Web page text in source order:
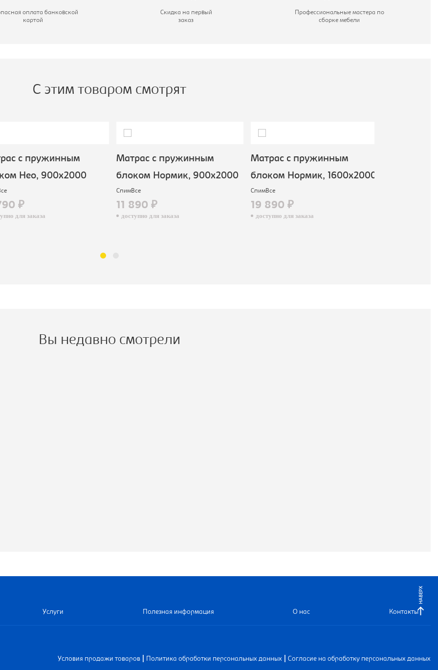
Спальное место, мм:
оплата банковской
картой
Скидка на первый
заказ
Профессиональные мастера по
сборке мебели
С этим товаром смотрят
с пружинным
Нео, 900х2000
₽
для заказа
Матрас с пружинным
блоком Нормик, 900х2000
СпимВсе
11 890 ₽
доступно для заказа
Матрас с пружинным
блоком Нормик, 1600х2000
СпимВсе
19 890 ₽
доступно для заказа
Вы недавно смотрели
НАВЕРХ
Услуги Полезная информация О нас Контакты
Условия продажи товаров Политика обработки персональных данных Согласие на обработку персональных данных